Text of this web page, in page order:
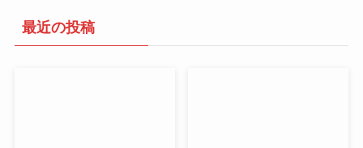
最近の投稿